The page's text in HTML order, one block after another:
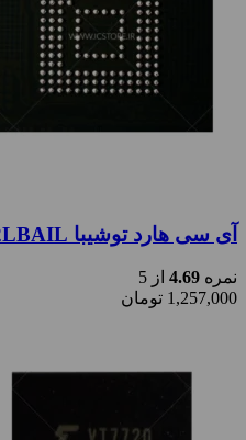
آی سی هارد توشیبا THGBMFG7C2LBAIL
نمره 4.69 از 5
1,257,000 تومان